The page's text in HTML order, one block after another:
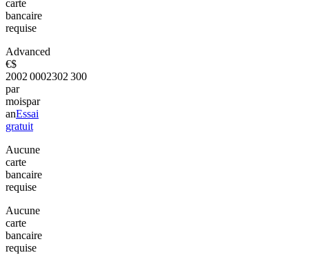
carte
bancaire
requise
Advanced
€$
2002 0002302 300
par
moispar
anEssai
gratuit
Aucune
carte
bancaire
requise
Aucune
carte
bancaire
requise